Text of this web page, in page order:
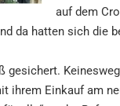
auf dem
da hatten sich die
gesichert. Kei
ihrem Einkauf am